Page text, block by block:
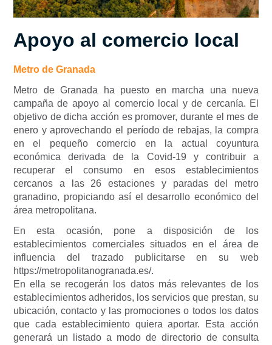
Apoyo al comercio local
Metro de Granada
Metro de Granada ha puesto en marcha una nueva
campaña de apoyo al comercio local y de cercanía. El
objetivo de dicha acción es promover, durante el mes de
enero y aprovechando el período de rebajas, la compra
en el pequeño comercio en la actual coyuntura
económica derivada de la Covid-19 y contribuir a
recuperar el consumo en esos establecimientos
cercanos a las 26 estaciones y paradas del metro
granadino, propiciando así el desarrollo económico del
área metropolitana.
En esta ocasión, pone a disposición de los
establecimientos comerciales situados en el área de
influencia del trazado publicitarse en su web
https://metropolitanogranada.es/.
En ella se recogerán los datos más relevantes de los
establecimientos adheridos, los servicios que prestan, su
ubicación, contacto y las promociones o todos los datos
que cada establecimiento quiera aportar. Esta acción
generará un listado a modo de directorio de consulta